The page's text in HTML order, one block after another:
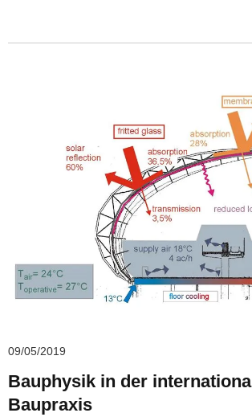
09/05/2019
Bauphysik in der
Baupraxis